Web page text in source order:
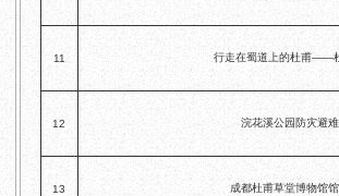
11 行走在蜀道上的杜甫——
12 浣花溪公园防灾避
13 成都杜甫草堂博物馆